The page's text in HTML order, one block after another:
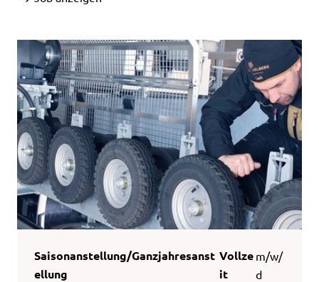
Saisonanstellung/Ganzjahresanst
ellung
Vollze
it
m/w/
d